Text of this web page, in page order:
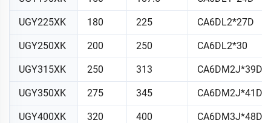
UGY225XK 180 225 CA6DL2*27D
UGY250XK 200 250 CA6DL2*30
UGY315XK 250 313 CA6DM2J*39D
UGY350XK 275 345 CA6DM2J*41D
UGY400XK 320 400 CA6DM3J*48D